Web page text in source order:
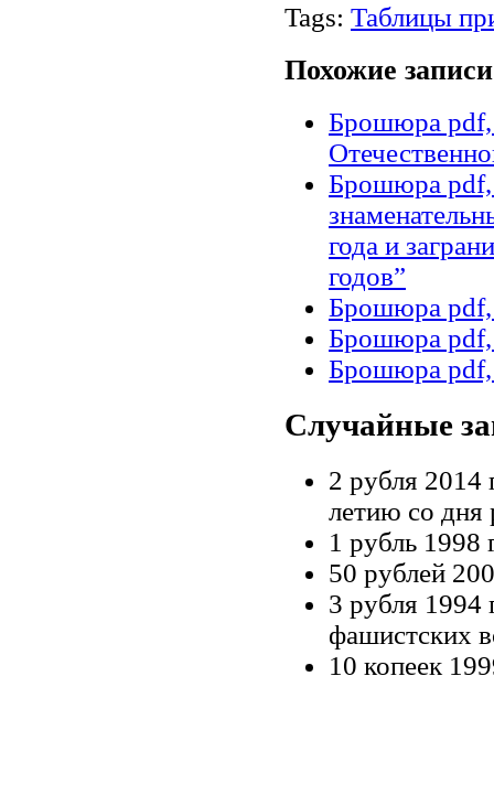
Tags: Таблицы
Похожие записи
Брошюра pdf,
Брошюра pdf,
года и
годов”
Брошюра pdf,
Брошюра pdf,
Брошюра pdf,
Случайные
2 рубля 2014
летию со дня
1 рубль
50 рублей
3 рубля 1994
фашистских
10 копеек